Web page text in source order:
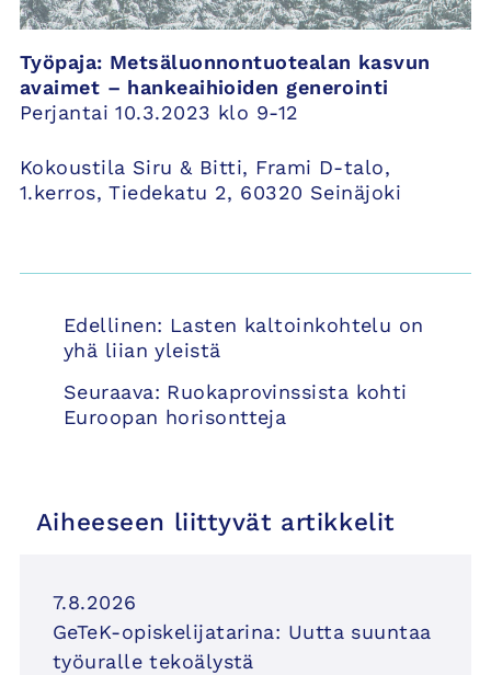
Työpaja: Metsäluonnontuotealan kasvun
avaimet – hankeaihioiden generointi
Perjantai 10.3.2023 klo 9-12
Kokoustila Siru & Bitti, Frami D-talo,
1.kerros, Tiedekatu 2, 60320 Seinäjoki
Artikkelien
selaus
Edellinen: Lasten kaltoinkohtelu on
yhä liian yleistä
Seuraava: Ruokaprovinssista kohti
Euroopan horisontteja
Aiheeseen liittyvät artikkelit
7.8.2026
GeTeK-opiskelijatarina: Uutta suuntaa
työuralle tekoälystä